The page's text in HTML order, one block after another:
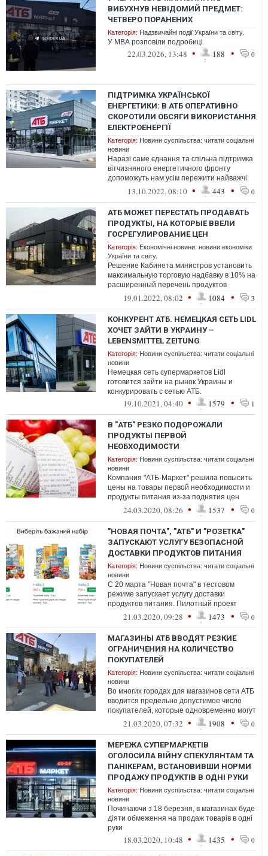
ВИБУХНУВ НЕВІДОМИЙ ПРЕДМЕТ:
ЧЕТВЕРО ПОРАНЕНИХ
Категорія: Надзвичайні події України та світу.
У МВА розповіли подробиці
22.03.2026, 13:48 • 188 • 0
ПІДТРИМКА УКРАЇНСЬКОЇ
ЕНЕРГЕТИКИ: В АТБ ОПЕРАТИВНО
СКОРОТИЛИ ОБСЯГИ ВИКОРИСТАННЯ
ЕЛЕКТРОЕНЕРГІЇ
Категорія: Новини суспільства: читати соціальні
новини
Наразі саме єднання та спільна підтримка
вітчизняного енергетичного фронту
допоможуть нам усім пережити найважчі
періоди, зведуть нанівець підступні н...
13.10.2022, 08:10 • 443 • 0
АТБ МОЖЕТ ПЕРЕСТАТЬ ПРОДАВАТЬ
ПРОДУКТЫ, НА КОТОРЫЕ ВВЕЛИ
ГОСРЕГУЛИРОВАНИЕ ЦЕН
Категорія: Економічні новини: новини економіки
України та світу.
Решение Кабинета министров установить
максимальную торговую надбавку в 10% на
расширенный перечень продуктов
питания не обосновано, не обсуждалось с
19.01.2022, 08:02 • 1084 • 3
КОНКУРЕНТ АТБ. НЕМЕЦКАЯ СЕТЬ LIDL
ХОЧЕТ ЗАЙТИ В УКРАИНУ –
LEBENSMITTEL ZEITUNG
Категорія: Новини суспільства: читати соціальні
новини
Немецкая сеть супермаркетов Lidl
готовится зайти на рынок Украины и
конкурировать с сетью ATБ.
19.10.2021, 04:40 • 1579 • 1
В "АТБ" РЕЗКО ПОДОРОЖАЛИ
ПРОДУКТЫ ПЕРВОЙ
НЕОБХОДИМОСТИ
Категорія: Новини суспільства: читати соціальні
новини
Компания "АТБ-Маркет" решила повысить
цены на товары первой необходимости и
продукты питания из-за поднятия цен
поставщиками.
24.03.2020, 08:26 • 1537 • 0
"НОВАЯ ПОЧТА", "АТБ" И "РОЗЕТКА"
ЗАПУСКАЮТ УСЛУГУ БЕЗОПАСНОЙ
ДОСТАВКИ ПРОДУКТОВ ПИТАНИЯ
Категорія: Новини суспільства: читати соціальні
новини
С 20 марта "Новая почта" в тестовом
режиме запускает услугу доставки
продуктов питания. Пилотный проект
запущен пока в Днепропетровской
области. Компа...
21.03.2020, 09:28 • 1473 • 0
МАГАЗИНЫ АТБ ВВОДЯТ РЕЗКИЕ
ОГРАНИЧЕНИЯ НА КОЛИЧЕСТВО
ПОКУПАТЕЛЕЙ
Категорія: Новини суспільства: читати соціальні
новини
Во многих городах для магазинов сети АТБ
вводится предельно допустимое число
покупателей, которые одновременно могут
пребывать в торговом зале — сообщ...
21.03.2020, 07:32 • 1908 • 0
МЕРЕЖА СУПЕРМАРКЕТІВ
ОГОЛОСИЛА ВІЙНУ СПЕКУЛЯНТАМ ТА
ПАНІКЕРАМ, ВСТАНОВИВШИ НОРМИ
ПРОДАЖУ ПРОДУКТІВ В ОДНІ РУКИ
Категорія: Новини суспільства: читати соціальні
новини
Починаючи з 18 березня, в магазинах буде
діяти обмеження на продаж товарів в одні
руки
18.03.2020, 10:48 • 1435 • 0